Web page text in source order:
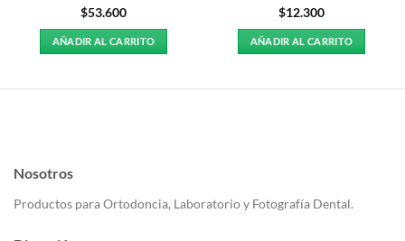
$53.600
AÑADIR AL CARRITO
$12.300
AÑADIR AL CARRITO
Nosotros
Productos para Ortodoncia, Laboratorio y Fotografía Dental.